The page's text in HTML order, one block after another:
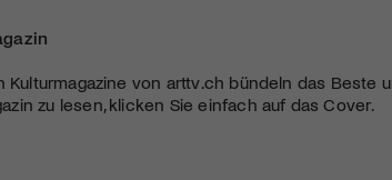
von arttv.ch bündeln das Beste
zu lesen, klicken Sie einfach auf das Cover.